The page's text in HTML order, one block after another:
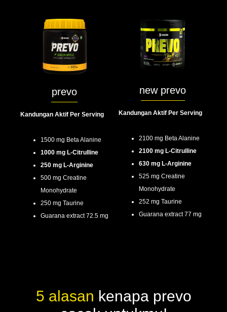
prevo
Kandungan Aktif Per Serving
1500 mg Beta Alanine
1000 mg L-Citrulline
250 mg L-Arginine
500 mg Creatine
Monohydrate
250 mg Taurine
Guarana extract 72.5 mg
new prevo
Kandungan Aktif Per Serving
2100 mg Beta Alanine
2100 mg L-Citrulline
630 mg L-Arginine
525 mg Creatine
Monohydrate
252 mg Taurine
Guarana extract 77 mg
5 alasan kenapa prevo